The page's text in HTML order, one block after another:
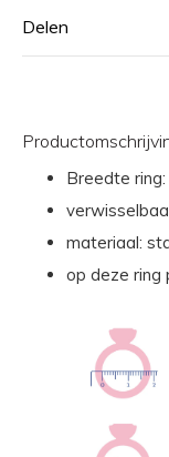
Delen
Breedte
materiaal:
op deze ring